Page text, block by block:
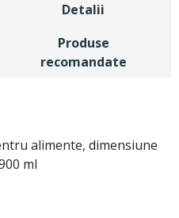
Detalii
Produse
recomandate
alimente, dimensiune
ml